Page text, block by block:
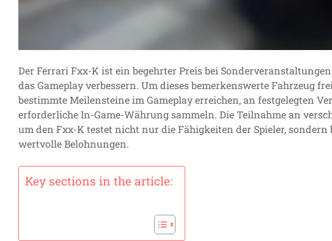
Der Ferrari Fxx-K ist ein begehrter Preis bei
das Gameplay verbessern. Um dieses bemerkenswerte Fahrzeug
bestimmte Meilensteine im Gameplay erreichen, an festgelegten
erforderliche In-Game-Währung sammeln. Die Teilnahme an
um den Fxx-K testet nicht nur die Fähigkeiten der Spieler,
wertvolle Belohnungen.
Key sections in the article: